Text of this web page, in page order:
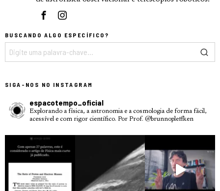
BUSCANDO ALGO ESPECÍFICO?
SIGA-NOS NO INSTAGRAM
espacotempo_oficial
Explorando a física, a astronomia e a cosmologia de forma fácil,
acessível e com rigor científico. Por Prof. @brunnopleffken